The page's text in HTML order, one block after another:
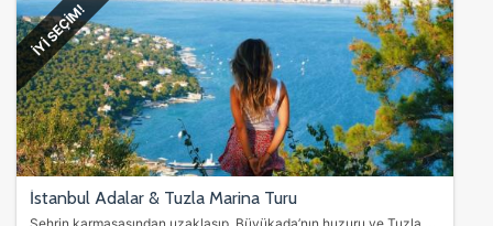
İYİ SEÇİM!
İstanbul Adalar & Tuzla Marina Turu